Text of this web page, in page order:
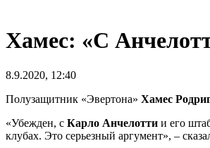
Хамес: «С
8.9.2020, 12:40
Полузащитник «Эвертона» Хамес
«Убежден, с Карло Анчелотти и его
клубах. Это серьезный аргумент», –